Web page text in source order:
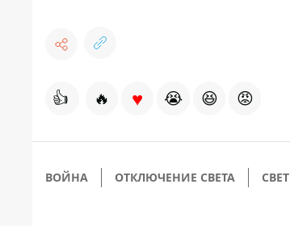
👍 🔥 ♥ 😭 😆 😡
ВОЙНА ОТКЛЮЧЕНИЕ СВЕТА СВЕТ